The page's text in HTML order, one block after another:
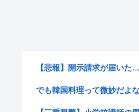
【悲報】開示請求が届いた…
でも韓国料理って微妙だよ